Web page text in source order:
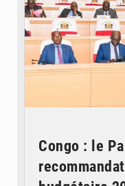
Congo : le